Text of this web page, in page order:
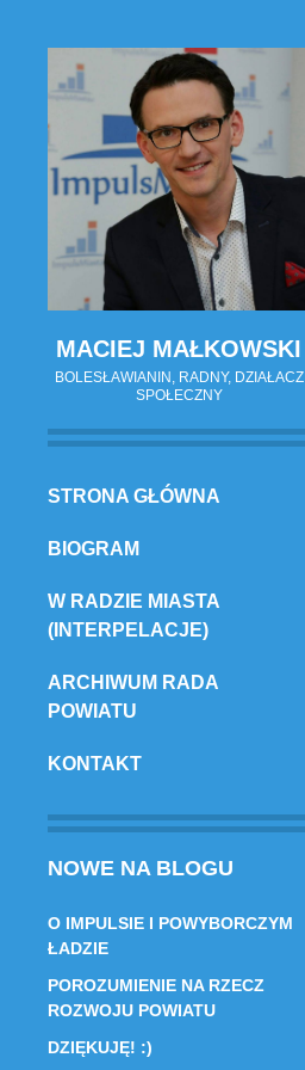
MACIEJ MAŁKOWSKI
BOLESŁAWIANIN, RADNY, DZIAŁACZ
SPOŁECZNY
PRZESKOCZ
TREŚCI
STRONA GŁÓWNA
BIOGRAM
W RADZIE MIASTA
(INTERPELACJE)
ARCHIWUM RADA
POWIATU
KONTAKT
NOWE NA BLOGU
O IMPULSIE I POWYBORCZYM
ŁADZIE
POROZUMIENIE NA RZECZ
ROZWOJU POWIATU
DZIĘKUJĘ! :)